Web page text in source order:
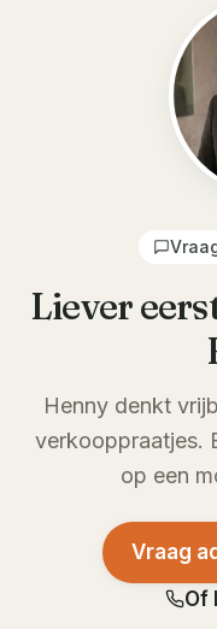
Liever
Henny denkt
verkooppraatjes.
op een
Vraag
Of